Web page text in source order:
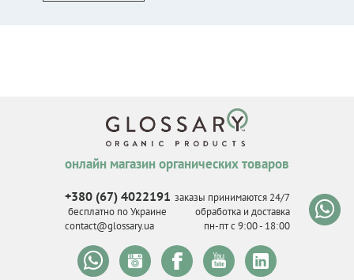
онлайн магазин органических товаров
+380 (67) 4022191
бесплатно по Украине
contact@glossary.ua
заказы принимаются 24/7
обработка и доставка
пн-пт с 9:00 - 18:00